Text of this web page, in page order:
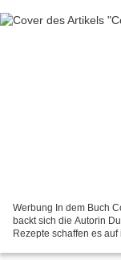
Werbung In dem Buch
backt sich die Autorin
Rezepte schaffen es